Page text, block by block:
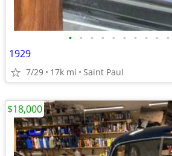
• • • • • • • • • •
1929
7/29 17k mi Saint Paul
$18,000